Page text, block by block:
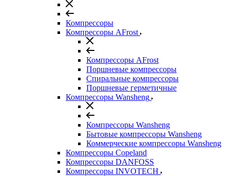
Компрессоры
Компрессоры AFrost
Компрессоры AFrost
Поршневые компрессоры
Спиральные компрессоры
Поршневые герметичные
Компрессоры Wansheng
Компрессоры Wansheng
Бытовые компрессоры Wansheng
Коммерческие компрессоры Wansheng
Компрессоры Copeland
Компрессоры DANFOSS
Компрессоры INVOTECH